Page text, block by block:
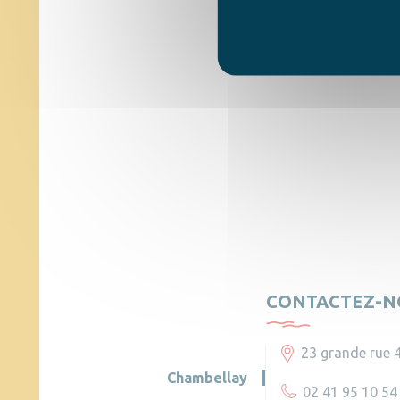
CONTACTEZ-
Chambellay
23 grande rue
02 41 95 10 54